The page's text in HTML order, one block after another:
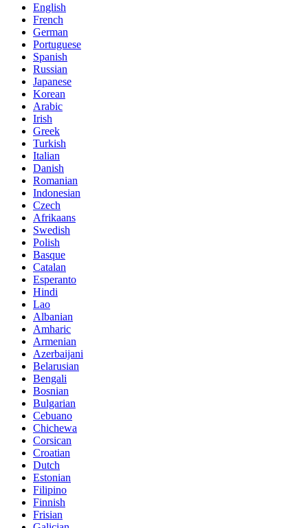
English
French
German
Portuguese
Spanish
Russian
Japanese
Korean
Arabic
Irish
Greek
Turkish
Italian
Danish
Romanian
Indonesian
Czech
Afrikaans
Swedish
Polish
Basque
Catalan
Esperanto
Hindi
Lao
Albanian
Amharic
Armenian
Azerbaijani
Belarusian
Bengali
Bosnian
Bulgarian
Cebuano
Chichewa
Corsican
Croatian
Dutch
Estonian
Filipino
Finnish
Frisian